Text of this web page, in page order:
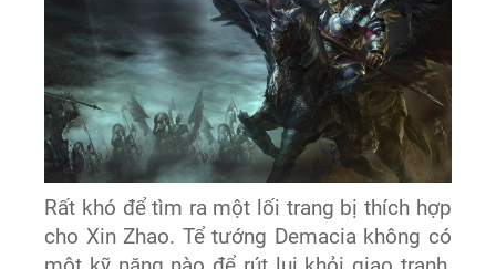
Rất khó để tìm ra một lối trang bị thích hợp
cho Xin Zhao. Tể tướng Demacia không có